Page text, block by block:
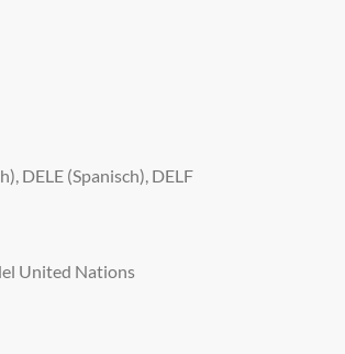
DELE (Spanisch), DELF
United Nations